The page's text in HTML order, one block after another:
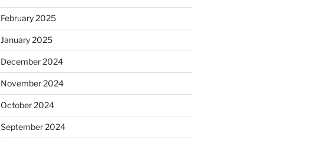
February 2025
January 2025
December 2024
November 2024
October 2024
September 2024